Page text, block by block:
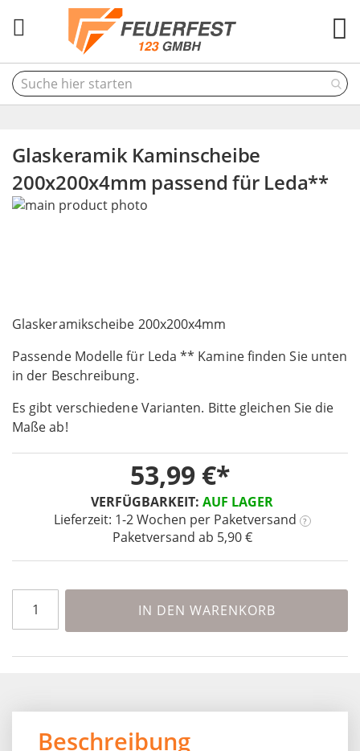
Glaskeramik Kaminscheibe
200x200x4mm passend für Leda**
Glaskeramikscheibe 200x200x4mm
Passende Modelle für Leda ** Kamine finden Sie unten
in der Beschreibung.
Es gibt verschiedene Varianten. Bitte gleichen Sie die
Maße ab!
VERFÜGBARKEIT: AUF LAGER
Lieferzeit: 1-2 Wochen per Paketversand ?
Paketversand ab 5,90 €
53,99 €
IN DEN WARENKORB
Skip
gallery
to
beginning
of
images
gallery
Beschreibung